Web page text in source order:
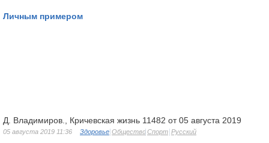
Личным примером
Д. Владимиров., Кричевская жизнь 11482 от 05 августа 2019
05 августа 2019 11:36 Здоровье Общество Спорт Русский